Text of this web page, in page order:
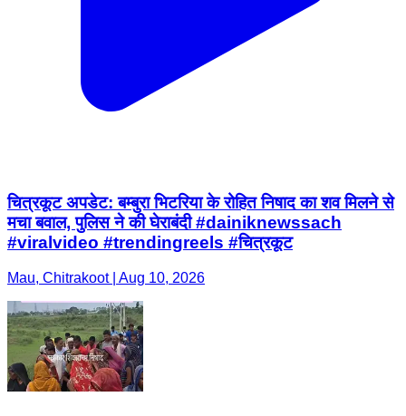
चित्रकूट अपडेट: बम्बुरा भिटरिया के रोहित निषाद का शव मिलने से
मचा बवाल, पुलिस ने की घेराबंदी #dainiknewssach
#viralvideo #trendingreels #चित्रकूट
Mau, Chitrakoot | Aug 10, 2026